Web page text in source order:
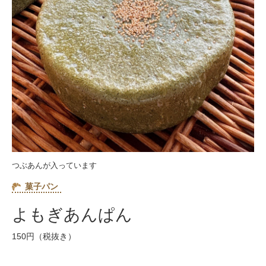
つぶあんが入っています
菓子パン
よもぎあんぱん
150円（税抜き）